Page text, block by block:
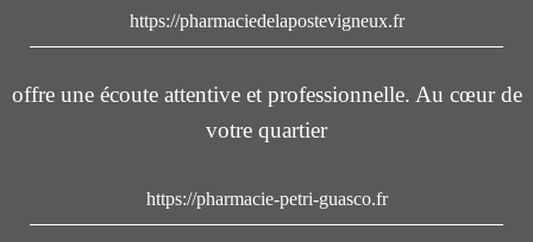
https://pharmaciedelapostevigneux.fr
offre une écoute attentive et professionnelle. Au cœur de
votre quartier
https://pharmacie-petri-guasco.fr